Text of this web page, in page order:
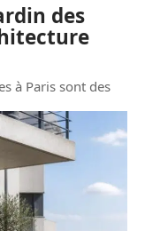
des
à Paris sont des